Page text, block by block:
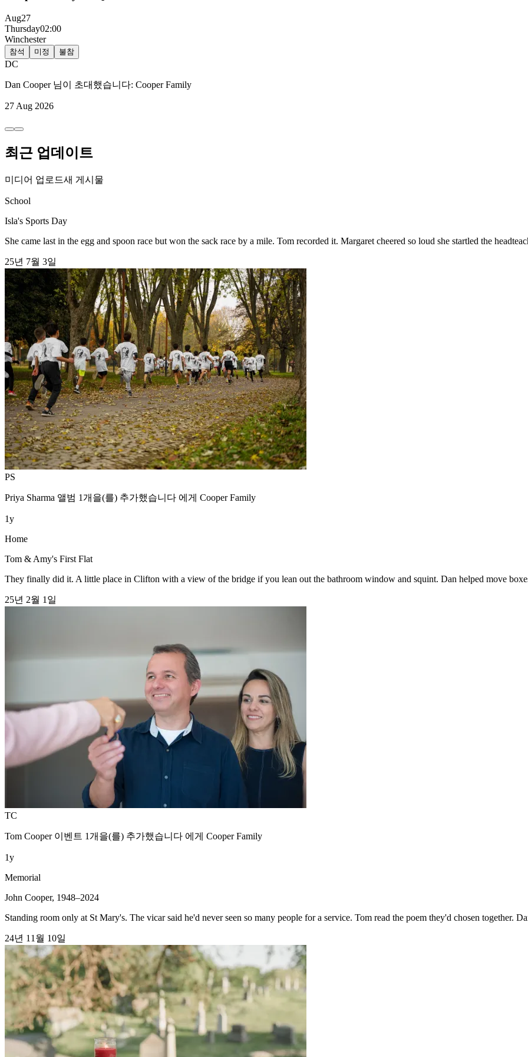
Aug27
Thursday02:00
Winchester
참석 미정 불참
DC
Dan Cooper님이 초대했습니다: Cooper Family
27 Aug 2026
최근 업데이트
미디어 업로드새 게시물
School
Isla's Sports Day
She came last in the egg and spoon race but won the sack race by a mile. Tom recorded it. Margaret cheered so loud she startled the
25년 7월 3일
PS
Priya Sharma 앨범 1개을(를) 추가했습니다 에게 Cooper Family
1y
Home
Tom & Amy's First Flat
They finally did it. A little place in Clifton with a view of the bridge if you lean out the bathroom window and squint. Dan helped move
25년 2월 1일
TC
Tom Cooper이벤트 1개을(를) 추가했습니다 에게 Cooper Family
1y
Memorial
John Cooper, 1948–2024
Standing room only at St Mary's. The vicar said he'd never seen so many people for a service. Tom read the poem they'd chosen together.
24년 11월 10일